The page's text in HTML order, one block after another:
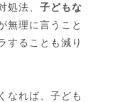
処法、 子どもな
無理に言うこと
することも減り
なれば、子ども